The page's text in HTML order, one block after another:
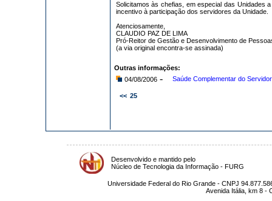
Solicitamos às chefias, em especial das Unidades
incentivo à participação dos servidores da Unidade.
Atenciosamente,
CLAUDIO PAZ DE LIMA
Pró-Reitor de Gestão e Desenvolvimento de
(a via original encontra-se assinada)
Outras informações:
04/08/2006- Saúde Complementar do Servidor
<< 25
Desenvolvido e mantido pelo
Núcleo de Tecnologia da Informação - FURG
Universidade Federal do Rio Grande - CNPJ
Avenida Itália, km 8 -